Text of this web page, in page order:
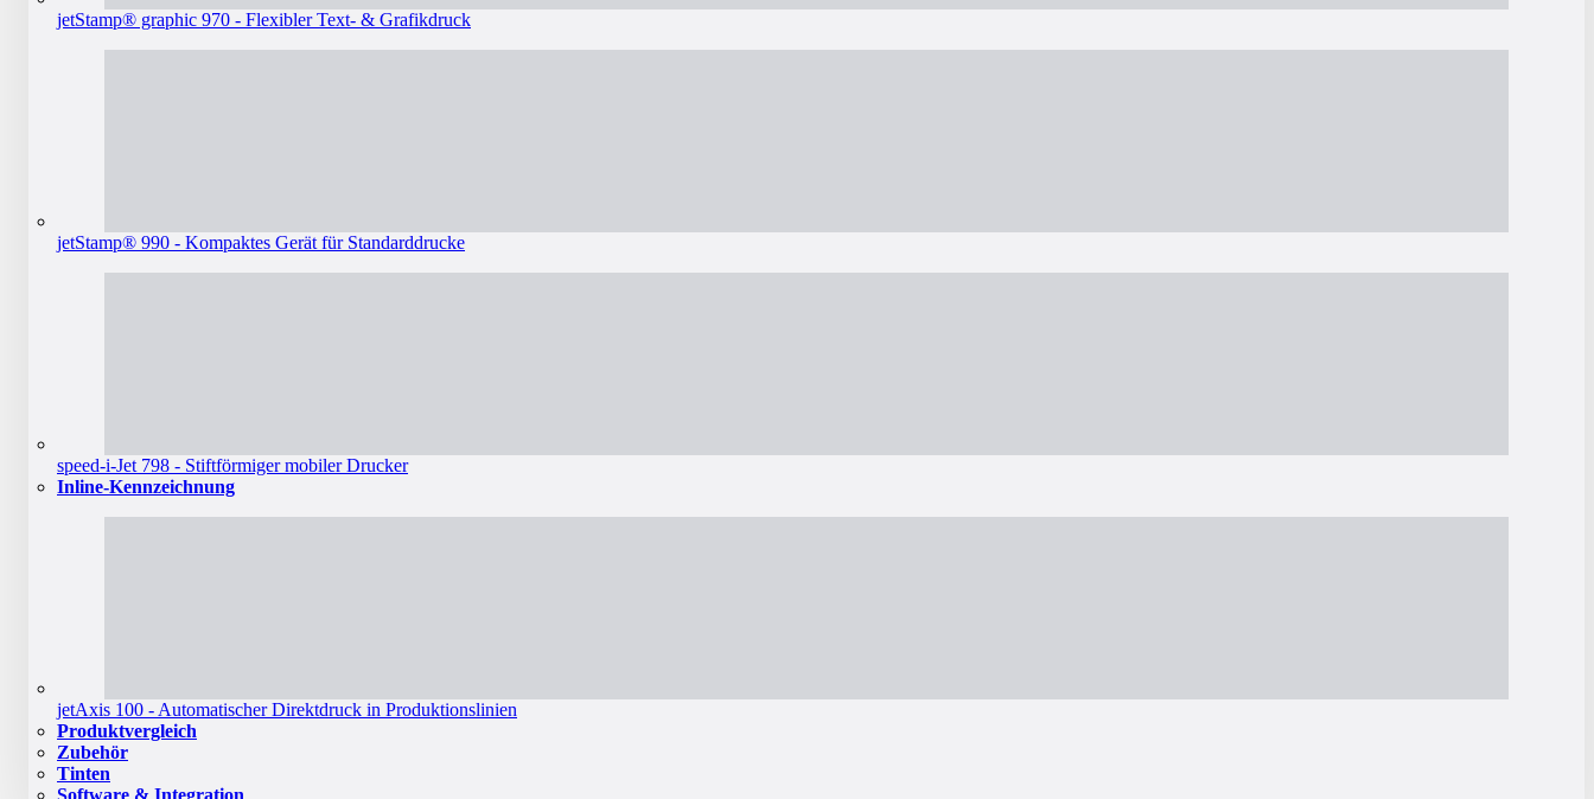
jetStamp® graphic 970 - Flexibler Text- & Grafikdruck
jetStamp® 990 - Kompaktes Gerät für Standarddrucke
speed-i-Jet 798 - Stiftförmiger mobiler Drucker
Inline-Kennzeichnung
jetAxis 100 - Automatischer Direktdruck in Produktionslinien
Produktvergleich
Zubehör
Tinten
Software & Integration